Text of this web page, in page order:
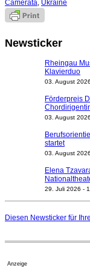
Camerata, Ukraine
Newsticker
Rheingau
Klavierduo
03. August
Förderpreis
03. August
startet
03. August
Elena
29. Juli 2026 -
geht 2027
Diesen Newsticker für
Anzeige